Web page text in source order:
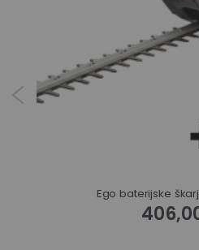
Ego baterijske